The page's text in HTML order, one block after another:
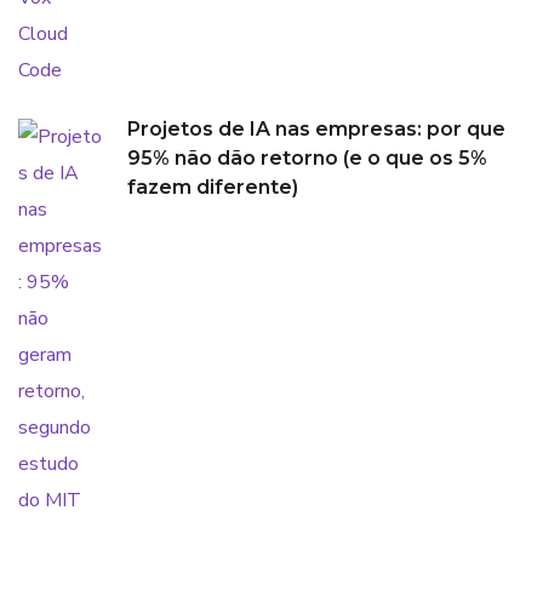
Projetos de IA nas empresas: por que
95% não dão retorno (e o que os 5%
fazem diferente)